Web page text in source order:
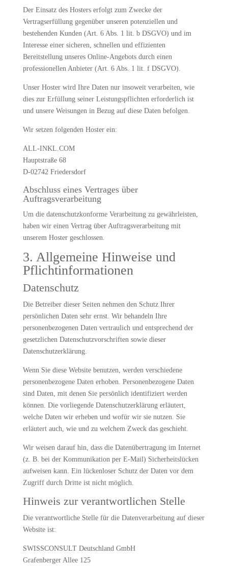
Der Einsatz des Hosters erfolgt zum Zwecke der
Vertragserfüllung gegenüber unseren potenziellen und
bestehenden Kunden (Art. 6 Abs. 1 lit. b DSGVO) und im
Interesse einer sicheren, schnellen und effizienten
Bereitstellung unseres Online-Angebots durch einen
professionellen Anbieter (Art. 6 Abs. 1 lit. f DSGVO).
Unser Hoster wird Ihre Daten nur insoweit verarbeiten, wie
dies zur Erfüllung seiner Leistungspflichten erforderlich ist
und unsere Weisungen in Bezug auf diese Daten befolgen.
Wir setzen folgenden Hoster ein:
ALL-INKL.COM
Hauptstraße 68
D-02742 Friedersdorf
Abschluss eines Vertrages über
Auftragsverarbeitung
Um die datenschutzkonforme Verarbeitung zu gewährleisten,
haben wir einen Vertrag über Auftragsverarbeitung mit
unserem Hoster geschlossen.
3. Allgemeine Hinweise und
Pflicht­informationen
Datenschutz
Die Betreiber dieser Seiten nehmen den Schutz Ihrer
persönlichen Daten sehr ernst. Wir behandeln Ihre
personenbezogenen Daten vertraulich und entsprechend der
gesetzlichen Datenschutzvorschriften sowie dieser
Datenschutzerklärung.
Wenn Sie diese Website benutzen, werden verschiedene
personenbezogene Daten erhoben. Personenbezogene Daten
sind Daten, mit denen Sie persönlich identifiziert werden
können. Die vorliegende Datenschutzerklärung erläutert,
welche Daten wir erheben und wofür wir sie nutzen. Sie
erläutert auch, wie und zu welchem Zweck das geschieht.
Wir weisen darauf hin, dass die Datenübertragung im Internet
(z. B. bei der Kommunikation per E-Mail) Sicherheitslücken
aufweisen kann. Ein lückenloser Schutz der Daten vor dem
Zugriff durch Dritte ist nicht möglich.
Hinweis zur verantwortlichen Stelle
Die verantwortliche Stelle für die Datenverarbeitung auf dieser
Website ist:
SWISSCONSULT Deutschland GmbH
Grafenberger Allee 125